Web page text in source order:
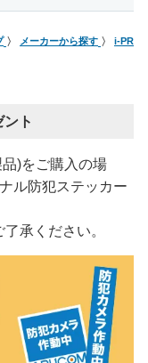
メーカーから探す i-PRO
ト
)をご購入の場
ル防犯ステッカー
承ください。